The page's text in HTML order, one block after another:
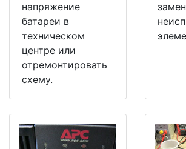
напряжение
батареи в
техническом
центре или
отремонтировать
схему.